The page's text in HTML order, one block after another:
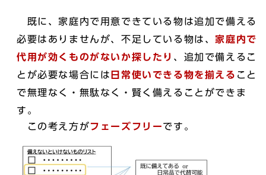
既に、家庭内で用意できている物は追加で備える
必要はありませんが、不足している物は、家庭内で
代用が効くものがないか探したり 、追加で備えるこ
とが必要な場合には 日常使いできる物を揃える こと
で無理なく・無駄なく・賢く備えることができま
す。
この考え方がフェーズフリーです。